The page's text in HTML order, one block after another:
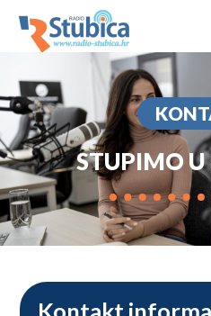
STUPIMO
Kontakt